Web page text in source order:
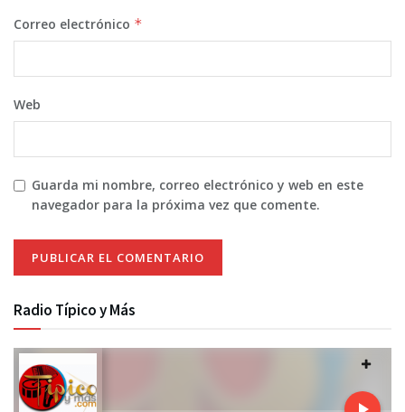
Correo electrónico *
Web
Guarda mi nombre, correo electrónico y web en este
navegador para la próxima vez que comente.
Radio Típico y Más